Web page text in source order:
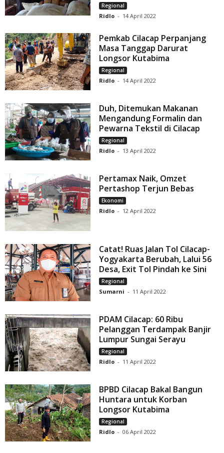
Regional
Ridlo - 14 April 2022
Pemkab Cilacap Perpanjang
Masa Tanggap Darurat
Longsor Kutabima
Regional
Ridlo - 14 April 2022
Duh, Ditemukan Makanan
Mengandung Formalin dan
Pewarna Tekstil di Cilacap
Regional
Ridlo - 13 April 2022
Pertamax Naik, Omzet
Pertashop Terjun Bebas
Ekonomi
Ridlo - 12 April 2022
Catat! Ruas Jalan Tol Cilacap-
Yogyakarta Berubah, Lalui 56
Desa, Exit Tol Pindah ke Sini
Regional
Sumarni - 11 April 2022
PDAM Cilacap: 60 Ribu
Pelanggan Terdampak Banjir
Lumpur Sungai Serayu
Regional
Ridlo - 11 April 2022
BPBD Cilacap Bakal Bangun
Huntara untuk Korban
Longsor Kutabima
Regional
Ridlo - 06 April 2022